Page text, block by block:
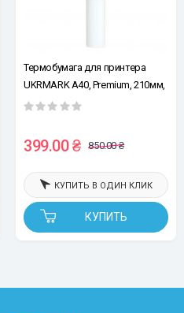
Термобумага для принтера
UKRMARK A40, Premium, 210мм,
рулон, хранение изображения
399.00 ₴ 850.00 ₴
КУПИТЬ
КУПИТЬ В ОДИН КЛИК